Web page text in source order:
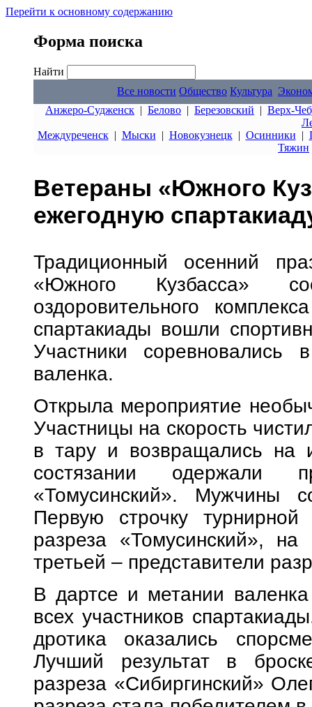
Перейти к основному содержанию
Форма поиска
Найти
Все новости Общество Культура
Анжеро-Судженск | Белово | Березовский | Верх-
Междуреченск| Мыски | Новокузнецк| Осинники |
Тяжин
Ветераны «Южного
ежегодную
Традиционный осенний
«Южного Кузбасса»
оздоровительного
спартакиады вошли
Участники соревновались
валенка.
Открыла мероприятие
Участницы на скорость
в тару и возвращались на
состязании одержали
«Томусинский». Мужчины
Первую строчку
разреза «Томусинский»,
третьей – представители
В дартсе и метании
всех участников
дротика оказались
Лучший результат в
разреза «Сибиргинский»